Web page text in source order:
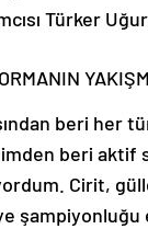
Türker
beri her
beri aktif
Cirit,
şampiyonluğu